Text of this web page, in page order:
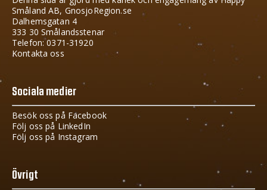
Småland AB, GnosjoRegion.se
Dalhemsgatan 4
333 30 Smålandsstenar
Telefon: 0371-31920
Kontakta oss
Sociala medier
Besök oss på Facebook
Följ oss på LinkedIn
Följ oss på Instagram
Övrigt